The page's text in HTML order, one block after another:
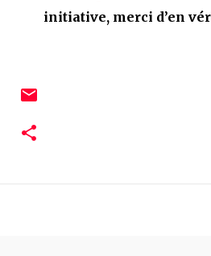
initiative, merci d’en